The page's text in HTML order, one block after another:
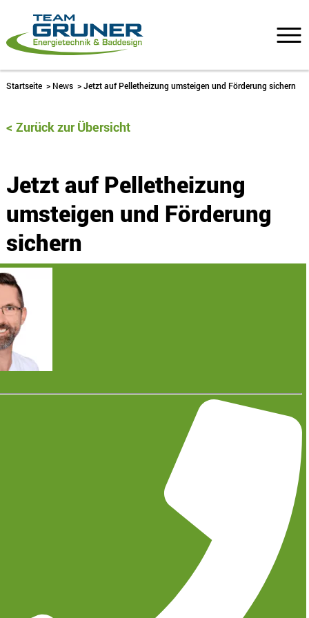
Startseite > News >Jetzt auf Pelletheizung umsteigen und Förderung sichern
Zurück zur Übersicht
Jetzt auf Pelletheizung
umsteigen und Förderung
sichern
28. Juli 2023
Pelletheizungen gelten als umweltfreundliche und
sparsame Alternative zu Gas- und Ölheizungen. Der
Clou: Ein Umbau wird mit bis zu 38 % der
Anschaffungskosten vom Staat gefördert. Team
Gruner empfiehlt daher ganz klar zu einem Umbau